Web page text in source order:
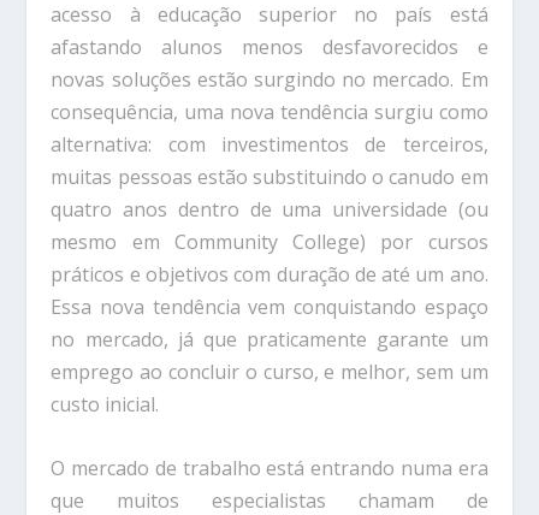
acesso à educação superior no país está
afastando alunos menos desfavorecidos e
novas soluções estão surgindo no mercado. Em
consequência, uma nova tendência surgiu como
alternativa: com investimentos de terceiros,
muitas pessoas estão substituindo o canudo em
quatro anos dentro de uma universidade (ou
mesmo em Community College) por cursos
práticos e objetivos com duração de até um ano.
Essa nova tendência vem conquistando espaço
no mercado, já que praticamente garante um
emprego ao concluir o curso, e melhor, sem um
custo inicial.
O mercado de trabalho está entrando numa era
que muitos especialistas chamam de